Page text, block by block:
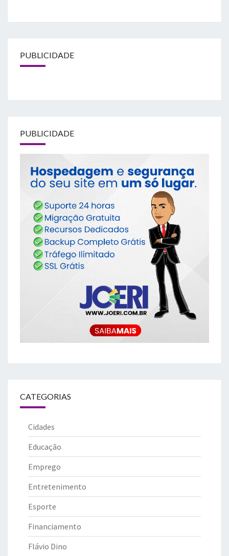
PUBLICIDADE
PUBLICIDADE
CATEGORIAS
Cidades
Educação
Emprego
Entretenimento
Esporte
Financiamento
Flávio Dino